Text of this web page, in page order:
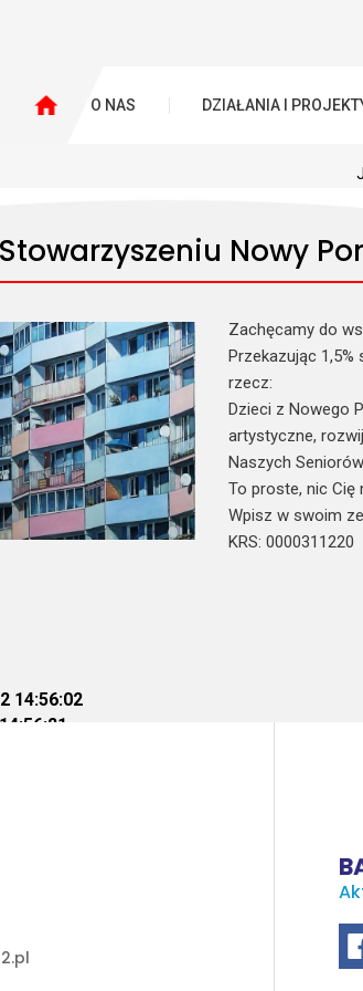
O NAS DZIAŁANIA I
Nowy
Zachęcamy do
Przekazując 1,5%
rzecz:
Dzieci z Nowego
artystyczne,
Naszych
To proste, nic Cię
Wpisz w swoim
KRS: 0000311220
14:56:02